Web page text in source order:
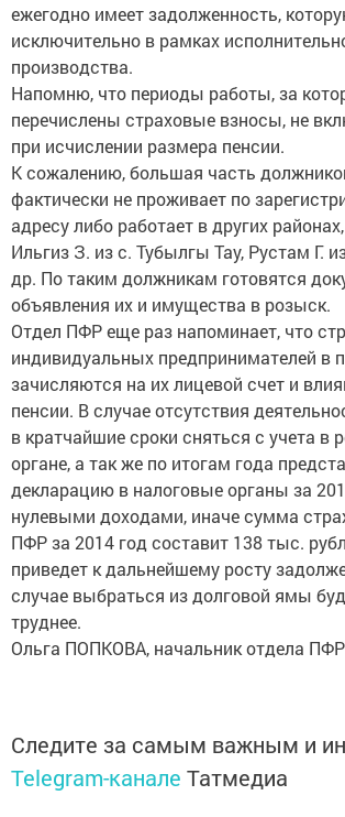
ежегодно имеет задолженность,
исключительно в рамках
производства.
Напомню, что периоды работы, за
перечислены страховые взносы, не
при исчислении размера пенсии.
К сожалению, большая часть
фактически не проживает по
адресу либо работает в других
Ильгиз З. из с. Тубылгы Тау, Рустам Г.
др. По таким должникам готовятся
объявления их и имущества в розыск.
Отдел ПФР еще раз напоминает, что
индивидуальных предпринимателей в
зачисляются на их лицевой счет и
пенсии. В случае отсутствия
в кратчайшие сроки сняться с учета в
органе, а так же по итогам года
декларацию в налоговые органы за
нулевыми доходами, иначе сумма
ПФР за 2014 год составит 138 тыс.
приведет к дальнейшему росту
случае выбраться из долговой ямы
труднее.
Ольга ПОПКОВА, начальник отдела ПФР
Следите за самым важным и
Telegram-канале Татмедиа